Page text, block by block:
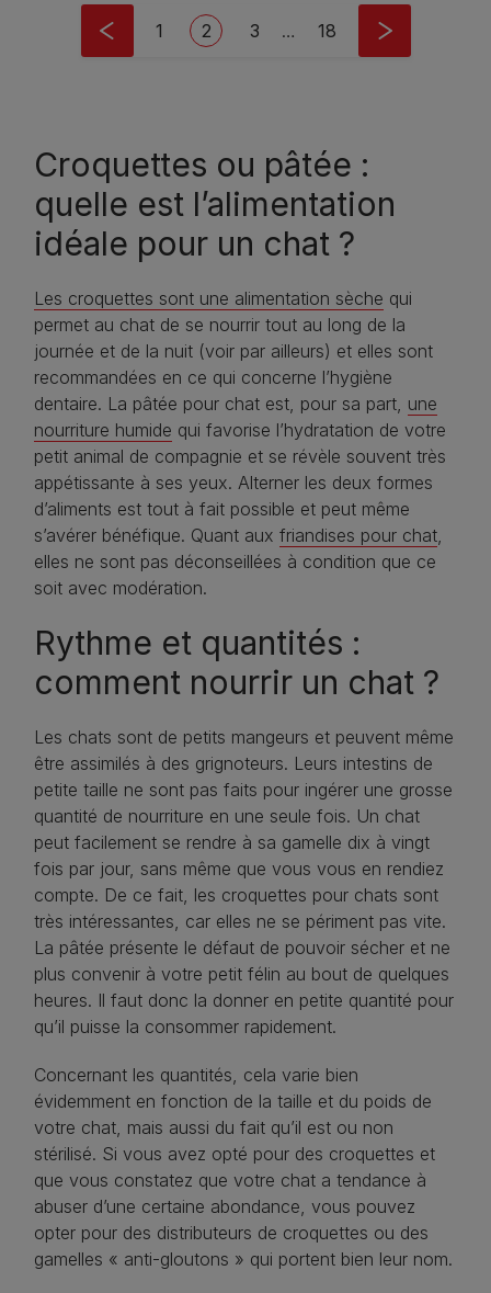
Page
1 Current page
2 Page
3 … Last page
18
Croquettes ou pâtée :
quelle est l’alimentation
idéale pour un chat ?
Les croquettes sont une alimentation sèche qui
permet au chat de se nourrir tout au long de la
journée et de la nuit (voir par ailleurs) et elles sont
recommandées en ce qui concerne l’hygiène
dentaire. La pâtée pour chat est, pour sa part, une
nourriture humide qui favorise l’hydratation de votre
petit animal de compagnie et se révèle souvent très
appétissante à ses yeux. Alterner les deux formes
d’aliments est tout à fait possible et peut même
s’avérer bénéfique. Quant aux friandises pour chat,
elles ne sont pas déconseillées à condition que ce
soit avec modération.
Rythme et quantités :
comment nourrir un chat ?
Les chats sont de petits mangeurs et peuvent même
être assimilés à des grignoteurs. Leurs intestins de
petite taille ne sont pas faits pour ingérer une grosse
quantité de nourriture en une seule fois. Un chat
peut facilement se rendre à sa gamelle dix à vingt
fois par jour, sans même que vous vous en rendiez
compte. De ce fait, les croquettes pour chats sont
très intéressantes, car elles ne se périment pas vite.
La pâtée présente le défaut de pouvoir sécher et ne
plus convenir à votre petit félin au bout de quelques
heures. Il faut donc la donner en petite quantité pour
qu’il puisse la consommer rapidement.
Concernant les quantités, cela varie bien
évidemment en fonction de la taille et du poids de
votre chat, mais aussi du fait qu’il est ou non
stérilisé. Si vous avez opté pour des croquettes et
que vous constatez que votre chat a tendance à
abuser d’une certaine abondance, vous pouvez
opter pour des distributeurs de croquettes ou des
gamelles « anti-gloutons » qui portent bien leur nom.